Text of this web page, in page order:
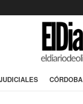
CÓRDOBA